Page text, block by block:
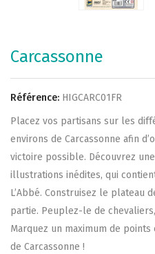
Carcassonne
Référence: HIGCARC01FR
Placez vos partisans sur les
environs de Carcassonne afin
victoire possible. Découvrez
illustrations inédites, qui
L’Abbé. Construisez le plateau
partie. Peuplez-le de
Marquez un maximum de
de Carcassonne !